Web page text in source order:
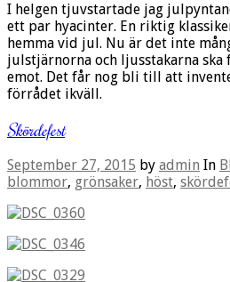
I helgen tjuvstartade jag
ett par hyacinter. En riktig
hemma vid jul. Nu är det inte
julstjärnorna och ljusstakarna ska
emot. Det får nog bli till att
förrådet ikväll.
Skördefest
September 27, 2015 by admin In
blommor, grönsaker, höst,